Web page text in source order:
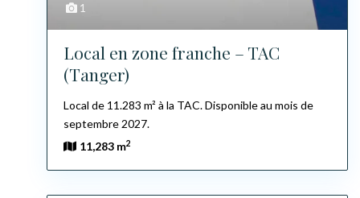
1
Local en zone franche – TAC
(Tanger)
Local de 11.283 m² à la TAC. Disponible au mois de
septembre 2027.
11,283 m2